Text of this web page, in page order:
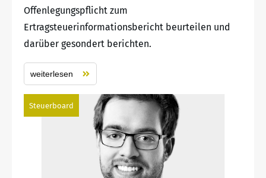
Offenlegungspflicht zum
Ertragsteuerinformationsbericht beurteilen und
darüber gesondert berichten.
weiterlesen
Steuerboard